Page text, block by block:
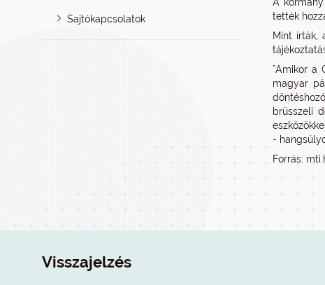
Sajtókapcsolatok
tették
Mint írták,
"Amikor a
magyar
brüsszeli
-
Forrás:
Visszajelzés